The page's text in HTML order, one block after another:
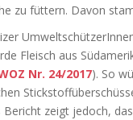
zu füttern. Davon
Fleisch aus
Nr. 24/2017). So
Bericht zeigt jedoch,